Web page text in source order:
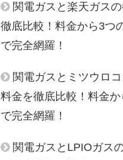
関電ガスと楽天ガス
徹底比較！料金から3つ
で完全網羅！
関電ガスとミツウロ
料金を徹底比較！料金か
で完全網羅！
関電ガスとLPIOガス